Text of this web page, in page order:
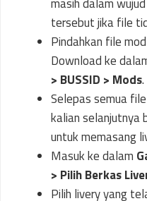
tersebut jika file
Pindahkan file
Download ke
> BUSSID > Mods.
Selepas semua
kalian selanjutnya
untuk memasang
Masuk ke dalam
> Pilih Berkas
Pilih livery yang